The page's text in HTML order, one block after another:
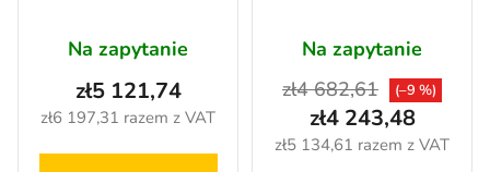
AH450101BAL
Na zapytanie
zł6 197,31 razem z VAT
zł5 121,74
AH470071BAL
Na zapytanie
zł5 134,61 razem z VAT
zł4 243,48
zł4 682,61 (–9 %)